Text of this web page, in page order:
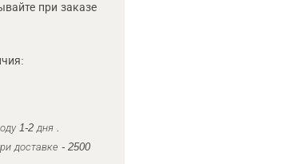
при заказе
1-2 дня .
доставке - 2500